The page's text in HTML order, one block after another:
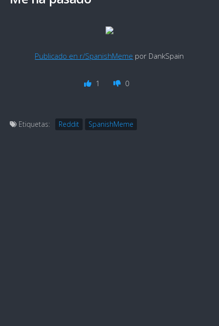
Publicado en r/SpanishMeme por DankSpain
1 0
Etiquetas: Reddit SpanishMeme